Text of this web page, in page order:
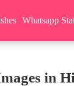
Whatsapp
in